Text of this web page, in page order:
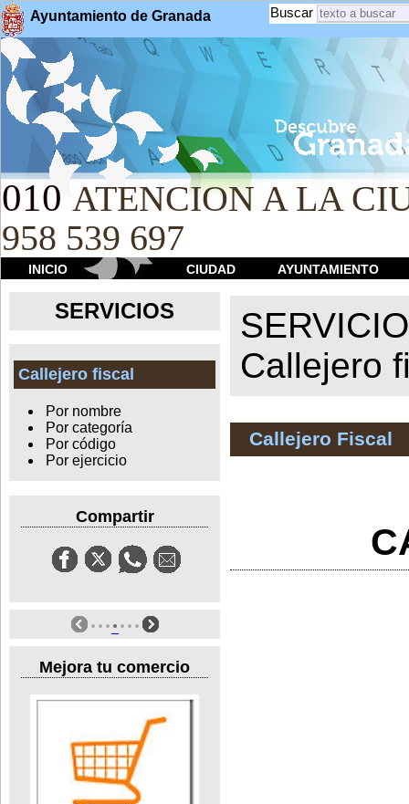
Ayuntamiento de Granada Buscar
010 ATENCION A LA
958 539 697
INICIO CIUDAD AYUNTAMIENTO
SERVICIOS
Callejero fiscal
Por nombre
Por categoría
Por código
Por ejercicio
Compartir
Mejora tu comercio
Callejero
Callejero Fiscal